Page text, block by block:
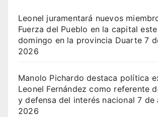
Leonel juramentará nuevos
Fuerza del Pueblo en la capital
domingo en la provincia Duarte 7
2026
Manolo Pichardo destaca política
Leonel Fernández como referente
y defensa del interés nacional 7 de
2026